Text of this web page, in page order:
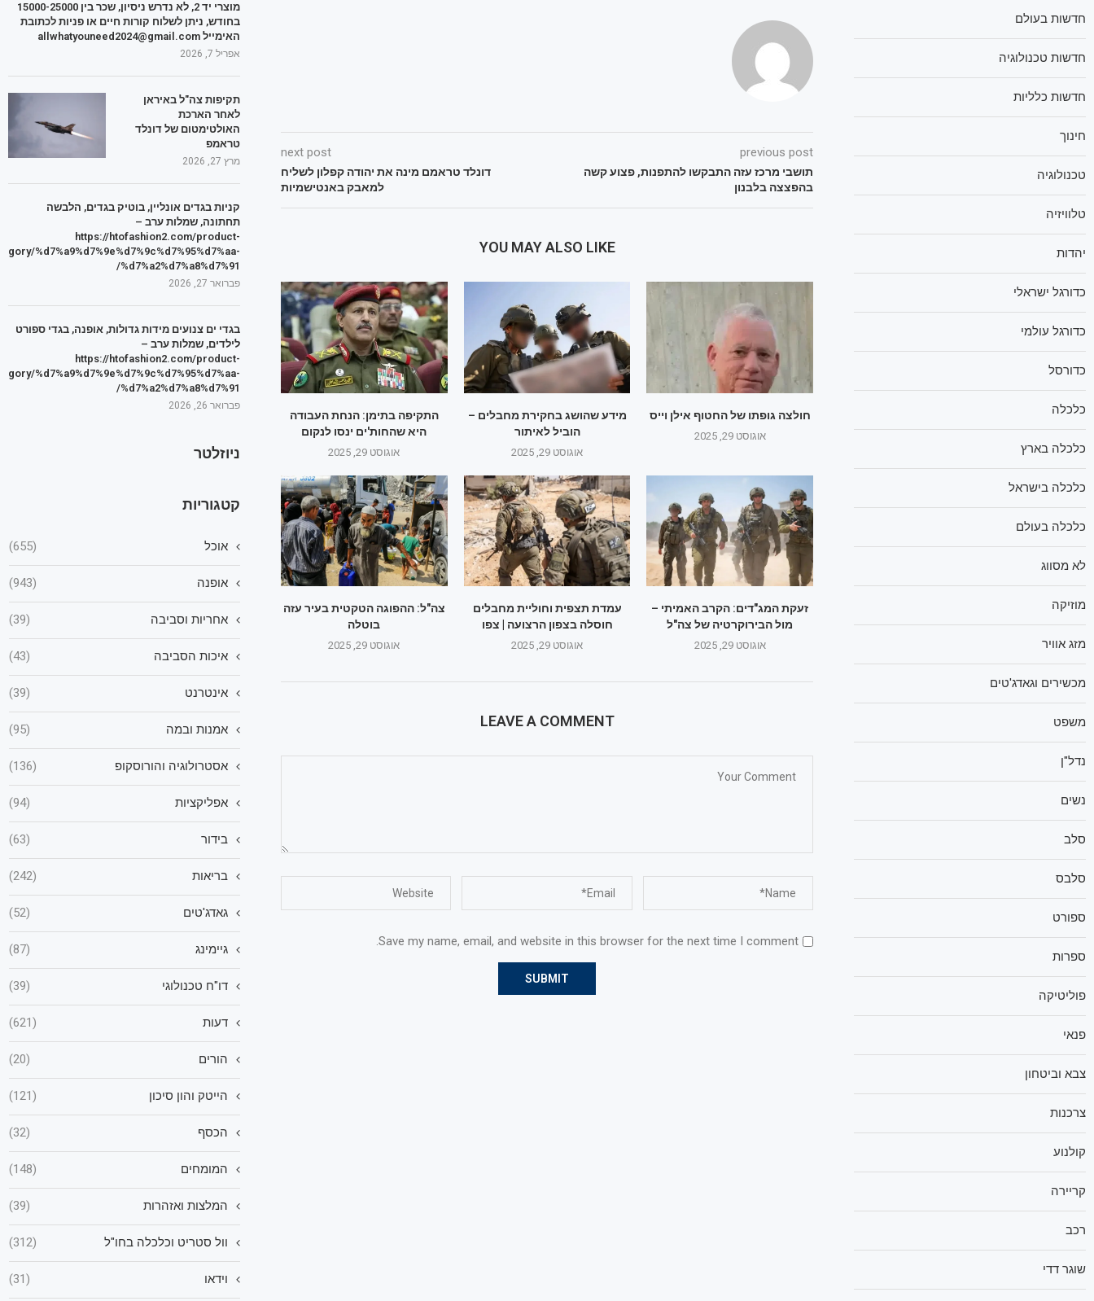
previous post
תושבי מרכז עזה התבקשו להתפנות, פצוע קשה
בהפצצה בלבנון
next post
דונלד טראמם מינה את יהודה קפלון לשליח
למאבק באנטישמיות
YOU MAY ALSO LIKE
התקיפה בתימן: הנחת העבודה
היא שהחות'ים ינסו לנקום
אוגוסט 29, 2025
מידע שהושג בחקירת מחבלים –
הוביל לאיתור
אוגוסט 29, 2025
חולצה גופתו של החטוף אילן וייס
אוגוסט 29, 2025
צה"ל: ההפוגה הטקטית בעיר עזה
בוטלה
אוגוסט 29, 2025
עמדת תצפית וחוליית מחבלים
חוסלה בצפון הרצועה | צפו
אוגוסט 29, 2025
זעקת המג"דים: הקרב האמיתי –
מול הבירוקרטיה של צה"ל
אוגוסט 29, 2025
LEAVE A COMMENT
Save my name, email, and website in this browser for the next time I comment.
מוצרי יד 2, לא נדרש ניסיון, שכר בין 15000-25000
בחודש, ניתן לשלוח קורות חיים או פניות לכתובת
האימייל allwhatyouneed2024@gmail.com
אפריל 7, 2026
תקיפות צה"ל באיראן
לאחר הארכת
האולטימטום של דונלד
טראמפ
מרץ 27, 2026
קניות בגדים אונליין, בוטיק בגדים, הלבשה
תחתונה, שמלות ערב –
https://htofashion2.com/product-
%d7%a9%d7%9e%d7%9c%d7%95%d7%aa-
%d7%a2%d7%a8%d7%91/
פברואר 27, 2026
בגדי ים צנועים מידות גדולות, אופנה, בגדי ספורט
לילדים, שמלות ערב –
https://htofashion2.com/product-
%d7%a9%d7%9e%d7%9c%d7%95%d7%aa-
%d7%a2%d7%a8%d7%91/
פברואר 26, 2026
ניוזלטר
קטגוריות
אוכל (655)
אופנה (943)
אחריות וסביבה (39)
איכות הסביבה (43)
אינטרנט (39)
אמנות ובמה (95)
אסטרולוגיה והורוסקופ (136)
אפליקציות (94)
בידור (63)
בריאות (242)
גאדג'טים (52)
גיימינג (87)
דו"ח טכנולוגי (39)
דעות (621)
הורים (20)
הייטק והון סיכון (121)
הכסף (32)
המומחים (148)
המלצות ואזהרות (39)
וול סטריט וכלכלה בחו"ל (312)
וידאו (31)
חדשות בעולם
חדשות טכנולוגיה
חדשות כלליות
חינוך
טכנולוגיה
טלוויזיה
יהדות
כדורגל ישראלי
כדורגל עולמי
כדורסל
כלכלה
כלכלה בארץ
כלכלה בישראל
כלכלה בעולם
לא מסווג
מוזיקה
מזג אוויר
מכשירים וגאדג'טים
משפט
נדל"ן
נשים
סלב
סלבס
ספורט
ספרות
פוליטיקה
פנאי
צבא וביטחון
צרכנות
קולנוע
קריירה
רכב
שוגר דדי